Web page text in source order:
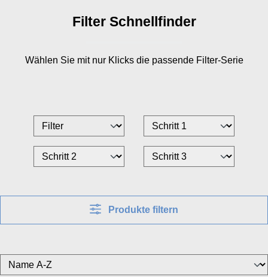
Filter Schnellfinder
Wählen Sie mit nur Klicks die passende Filter-Serie
Produkte filtern